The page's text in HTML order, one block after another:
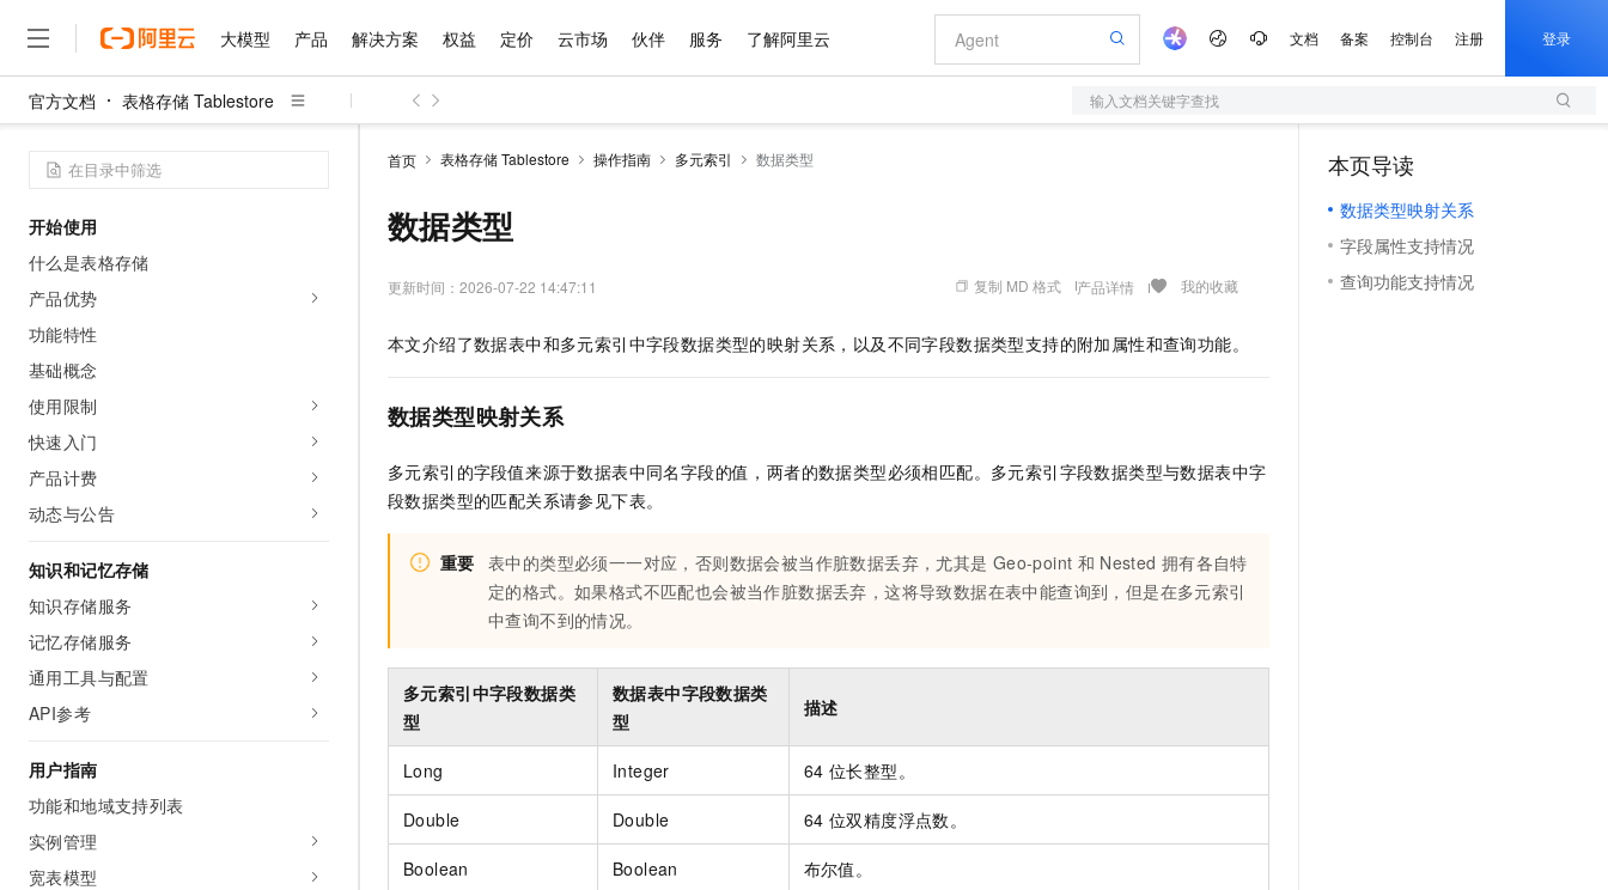
大模型 产品 解决方案 权益 定价 云市场 伙伴 服务 了解阿里云 文档 备案 控制台 注册 登录
官方文档 表格存储 Tablestore 输入文档关键字查找
开始使用
什么是表格存储
产品优势
功能特性
基础概念
使用限制
快速入门
产品计费
动态与公告
知识和记忆存储
知识存储服务
记忆存储服务
通用工具与配置
API参考
用户指南
功能和地域支持列表
实例管理
宽表模型
首页 表格存储 Tablestore 操作指南 多元索引 数据类型
数据类型
更新时间： 2026-07-22 14:47:11 复制 MD 格式 产品详情 我的收藏
本文介绍了数据表中和多元索引中字段数据类型的映射关系，以及不同字段数据类型支持的附加属性和查询功能。
数据类型映射关系
多元索引的字段值来源于数据表中同名字段的值，两者的数据类型必须相匹配。多元索引字段数据类型与数据表中字
段数据类型的匹配关系请参见下表。
重要 表中的类型必须一一对应，否则数据会被当作脏数据丢弃，尤其是 Geo-point 和 Nested 拥有各自特
定的格式。如果格式不匹配也会被当作脏数据丢弃，这将导致数据在表中能查询到，但是在多元索引
中查询不到的情况。
多元索引中字段数据类
型
数据表中字段数据类
型
描述
Long Integer 64 位长整型。
Double Double 64 位双精度浮点数。
Boolean Boolean 布尔值。
本页导读
数据类型映射关系
字段属性支持情况
查询功能支持情况
大模型
千问AI平台
能看、能想、能动手的多模态智能体模型 旗舰 MoE 大模型，百万上下文与顶尖推理能力 图生视频，流畅自然，细节丰富
千问AI平台-Token Plan NEW
个人版上线、团队版降价；千问3.8-Max首发发尝鲜
千问AI平台-模型体验
在线体验全尺寸、多种模态的模型效果
Happy 系列大模型
新一代 AI 视频生成模型，深度适配广告营销等场景
大模型服务平台百炼-应用模版
丰富多元化的应用模版和解决方案
大模型服务平台百炼-智能体
灵活可视化地构建企业级 Agent
人工智能平台 PAI
企业级人与Agent协作平台，接入和调度多个数字员工
秒悟
产品
精选产品
计算
容器
存储
网络与CDN
安全
中间件
大数据计算
媒体服务
企业服务与云通信
域名与网站
精选产品
大模型服务与应用平台
多元化、高性能、安全可靠的大模型服务
无影云电脑
随时随地安全接入的云上超级电脑
云解析DNS
云原生大数据计算服务 MaxCompute
面向分析的企业级SaaS模式云数据仓库
人工智能平台 PAI 大模型
一站式AI开发、训练和推理服务
容器服务 Kubernetes 版 ACK
全托管，含MySQL、PostgreSQL、SQL Server、MariaDB多引擎
Qoder
面向真实软件的智能体编程平台
云防火墙
轻量应用服务器
数字证书管理服务（原SSL证书）
实现全站HTTPS，呈现可信的WEB访问
解决方案
精选解决方案
互联网应用开发
大数据
安全
网络
可观测
上云与迁云
企业出海
精选解决方案
上传文档即自动完成翻译和格式还原
Hermes Agent，打造自进化智能体
自主进化，持久记忆，越用越聪明
快速拥有专属 OpenClaw
5 分钟轻松部署专属 QwenPaw
从聊天伙伴进化为能主动干活的本地数字员工
一键购买专属联机服务器，轻松开启游戏
高效搭建 AI 智能体与工作流应用
通过阿里云百炼高效搭建AI应用,助力高效开发
Agency Agents：拥有专属领域专家
HappyHorse 打造一站式影视创作平台
权益 普惠上云
云服务器38元/年起，超值低价云产品抢先购
推荐新用户得奖励，单订单最高返9万
云工开物
高校专属算力普惠，学生认证享300元代金券
免费试用
解决方案免费试用 新老同享
最高领取价值200元试用点，立即开启云上创新
AI 产品 免费试用
1亿+ 大模型 tokens 和 30+ 款产品免费体验
140+云产品 免费试用
产品新客免费试用，最长12个月
大模型ACA认证体验
助力企业全员 AI 认知与能力提升
AI 特惠
Token Plan 模型订阅计划 NEW
Qwen3.8-Max 首发尝鲜，限时加量 10 倍，夜间低至2折
万小智 AI 建站低至 15元/月
Night Plan 支持 Qwen 3.8-Max NEW
夜间 5 折，Qwen/Meoo/TokenPlan 客户专享
AI 场景体验
从图文生成到视频创作，一键激活电商全链路生产力
AI 广告创作
图文、视频一站生成，高效打造优质广告素材
AI 短剧/漫剧
AI 办公
AI智能应用，一键激活高效办公新体验
AI 活动
AI 生产力先锋
先锋实践拓展 AI 生产力的边界
飞天发布时刻
所见，即是所愿
定价 产品定价
了解云产品的定价详情
云上成本管理
管理和优化成本
价格计算器
自助选配和估算价格
配置报价器
阿里云 OPC 创新助力计划
Token 补贴，五大权
益加速 OPC 成功
云市场 精选商城
多端小程序
观测云
Tuya 物联网平台阿里云版
电子合同
畅捷通
Tableau 订阅
AI空中课堂在线直播课堂（旗舰版）
生态解决方案
行业生态解决方案
开发者生态解决方案
AI 开发和 AI 应用解决方案
数据与 API
OCR 文字识别
快递物流查询
企业应用
ERP
OA 办公系统
基础软件
JAVA
WordPress
Red Hat
专业服务
伙伴 成为销售伙伴
咨询伙伴
销售伙伴合作计划
无影生态合作计划
Consulting Partner 合作计划
成为产品伙伴 产品伙伴合作计划
云网络合作计划
成为服务伙伴
服务伙伴合作计划
Al MaaS 服务伙伴赋能合作
伙伴信用分合作计划
更多支持
服务 售前咨询
售后服务
自助服务
在线服务
短信专区
企业增值服务
企业成长
阿里云认证
信息公告
开发者社区
了解阿里云 为什么选择阿里云
技术领先
分析师报告
研究报告与白皮书
天池大赛
云开发大赛
最佳实践
看见新力量
市场活动
科研合作
加入我们
校园招聘